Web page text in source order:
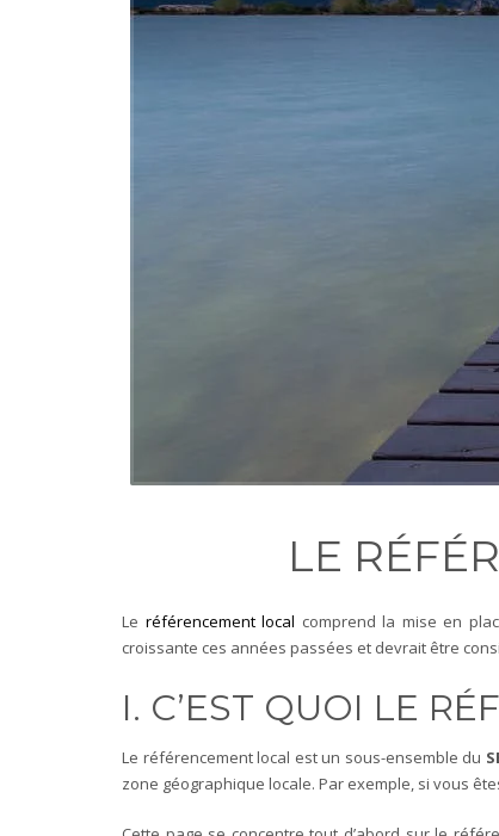
LE
Le référencement local comprend la mise en
croissante ces années passées et devrait être
I. C’EST QUOI LE
Le référencement local est un sous-ensemble du
zone géographique locale. Par exemple, si vous